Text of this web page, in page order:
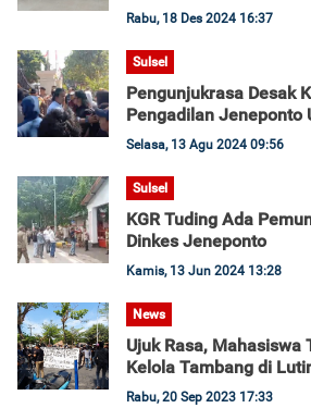
Rabu, 18 Des 2024 16:37
Sulsel
Pengunjukrasa Desak
Pengadilan Jeneponto
Selasa, 13 Agu 2024 09:56
Sulsel
KGR Tuding Ada
Dinkes Jeneponto
Kamis, 13 Jun 2024 13:28
News
Ujuk Rasa, Mahasiswa
Kelola Tambang di
Rabu, 20 Sep 2023 17:33